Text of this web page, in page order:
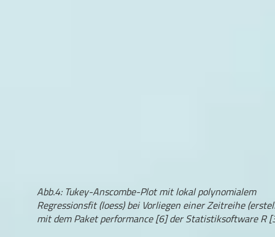
Abb.4: Tukey-Anscombe-Plot mit lokal polynomialem
Regressionsfit (loess) bei Vorliegen einer Zeitreihe
mit dem Paket performance [6] der Statistiksoftware R